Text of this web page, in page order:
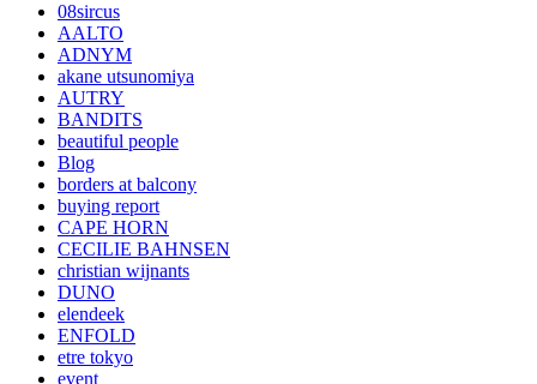
08sircus
AALTO
ADNYM
akane utsunomiya
AUTRY
BANDITS
beautiful people
Blog
borders at balcony
buying report
CAPE HORN
CECILIE BAHNSEN
christian wijnants
DUNO
elendeek
ENFOLD
etre tokyo
event